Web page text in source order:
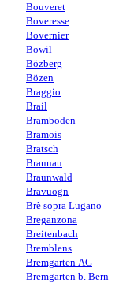
Bouveret
Boveresse
Bovernier
Bowil
Bözberg
Bözen
Braggio
Brail
Bramboden
Bramois
Bratsch
Braunau
Braunwald
Bravuogn
Brè sopra Lugano
Breganzona
Breitenbach
Bremblens
Bremgarten AG
Bremgarten b. Bern